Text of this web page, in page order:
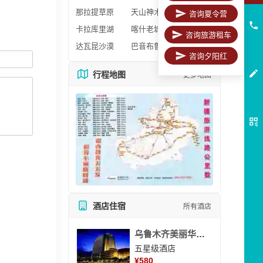
那拉提草原
天山神木园
卡拉库里湖
喀什老城区
达瓦昆沙漠
巴音布鲁克
行程地图 更多地图
酒店住宿 所有酒店
乌鲁木齐美丽华大酒
五星级酒店
¥580
咨询夏令营
咨询旅游租车
咨询夕阳红